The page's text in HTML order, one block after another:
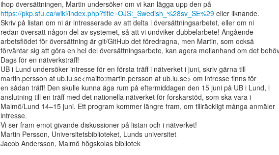
https://pkp.sfu.ca/wiki/index.php?title=OJS:_Swedish_%28sv_SE%29 eller liknande.
Skriv på listan om ni är intresserade av att delta i översättningsarbetet, eller om ni
redan översatt någon del av systemet, så att vi undviker dubbelarbete! Angående
arbetsflödet för översättning är git/GitHub det föredragna, men Martin, som också
förväntar sig att göra en hel del översättningsarbete, kan agera mellanhand om det
Dags för en nätverksträff!
UB i Lund undersöker intresse för en första träff i nätverket i juni, skriv gärna till
martin.persson at ub.lu.se<mailto:martin.persson at ub.lu.se> om intresse finns för
en sådan träff! Den skulle kunna äga rum på eftermiddagen den 15 juni på UB i Lund, i
anslutning till en träff med det nationella nätverket för forskarstöd, som ska vara i
Malmö/Lund 14–15 juni. Ett program kommer längre fram, om tillräckligt många anmäler
intresse.
Vi ser fram emot givande diskussioner på listan och i nätverket!
Martin Persson, Universitetsbiblioteket, Lunds universitet
Jacob Andersson, Malmö högskolas bibliotek